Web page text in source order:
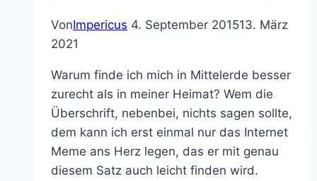
uns
VonImpericus 4. September 201513. März
2021
Warum finde ich mich in Mittelerde besser
zurecht als in meiner Heimat? Wem die
Überschrift, nebenbei, nichts sagen sollte,
dem kann ich erst einmal nur das Internet
Meme ans Herz legen, das er mit genau
diesem Satz auch leicht finden wird.